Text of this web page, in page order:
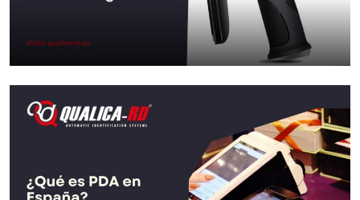
industriel: guide 2026